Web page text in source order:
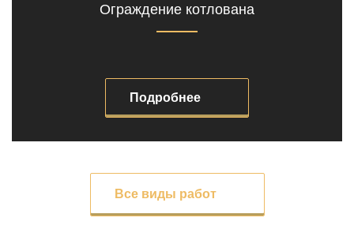
Ограждение котлована
Подробнее
Все виды работ